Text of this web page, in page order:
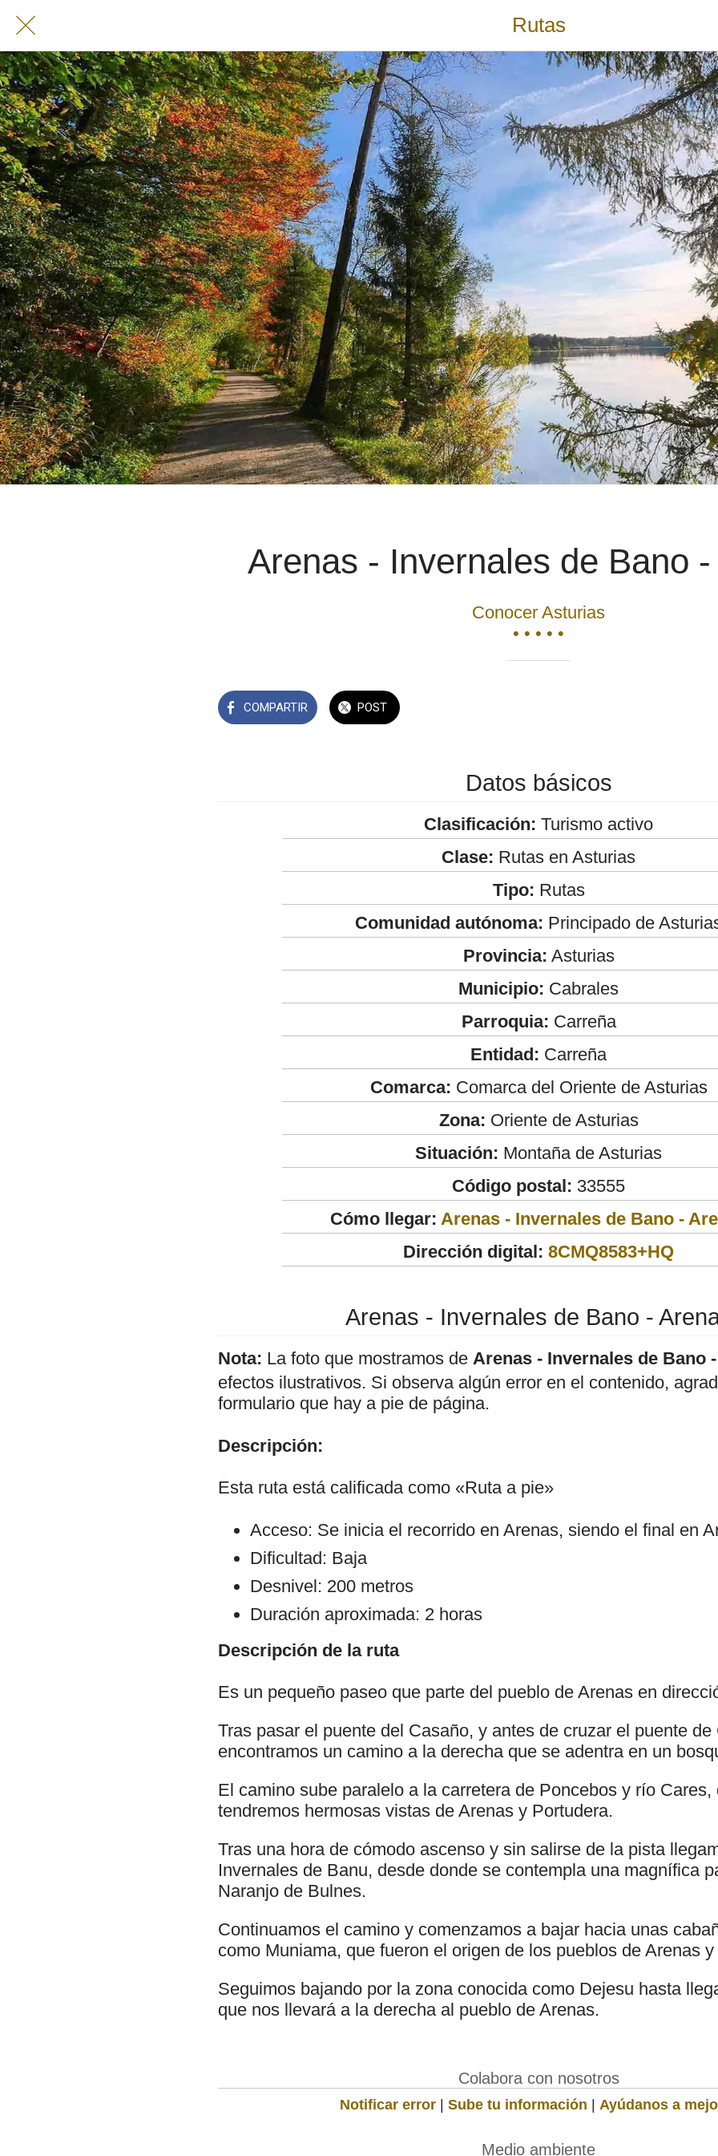
Rutas
Arenas - Invernales de Bano
Conocer Asturias
• • • • •
COMPARTIR POST
Datos básicos
Clasificación: Turismo activo
Clase: Rutas en Asturias
Tipo: Rutas
Comunidad autónoma: Principado de
Provincia: Asturias
Municipio: Cabrales
Parroquia: Carreña
Entidad: Carreña
Comarca: Comarca del Oriente de Asturias
Zona: Oriente de Asturias
Situación: Montaña de Asturias
Código postal: 33555
Cómo llegar: Arenas - Invernales de Bano -
Dirección digital: 8CMQ8583+HQ
Arenas - Invernales de Bano -
Nota: La foto que mostramos de Arenas - Invernales de Bano
efectos ilustrativos. Si observa algún error en el contenido,
formulario que hay a pie de página.
Descripción:
Esta ruta está calificada como «Ruta a pie»
Acceso: Se inicia el recorrido en Arenas, siendo el final en
Dificultad: Baja
Desnivel: 200 metros
Duración aproximada: 2 horas
Descripción de la ruta
Es un pequeño paseo que parte del pueblo de Arenas en
Tras pasar el puente del Casaño, y antes de cruzar el puente de
encontramos un camino a la derecha que se adentra en un
El camino sube paralelo a la carretera de Poncebos y río Cares,
tendremos hermosas vistas de Arenas y Portudera.
Tras una hora de cómodo ascenso y sin salirse de la pista
Invernales de Banu, desde donde se contempla una magnífica
Naranjo de Bulnes.
Continuamos el camino y comenzamos a bajar hacia unas
como Muniama, que fueron el origen de los pueblos de Arenas
Seguimos bajando por la zona conocida como Dejesu hasta
que nos llevará a la derecha al pueblo de Arenas.
Colabora con nosotros
Notificar error | Sube tu información | Ayúdanos a
Medio ambiente